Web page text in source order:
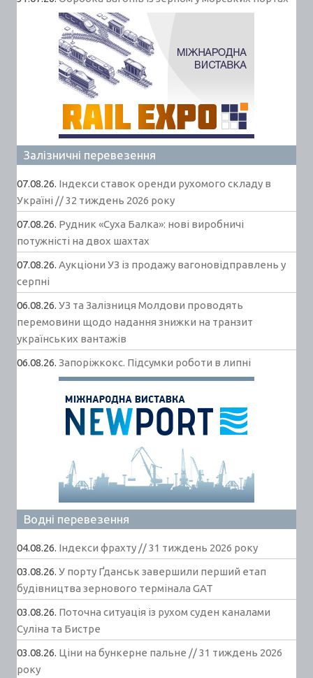
Залізничні перевезення
07.08.26. Індекси ставок оренди рухомого складу в
Україні // 32 тиждень 2026 року
07.08.26. Рудник «Суха Балка»: нові виробничі
потужністі на двох шахтах
07.08.26. Аукціони УЗ із продажу вагоновідправлень у
серпні
06.08.26. УЗ та Залізниця Молдови проводять
перемовини щодо надання знижки на транзит
українських вантажів
06.08.26. Запоріжкокс. Підсумки роботи в липні
Водні перевезення
04.08.26. Індекси фрахту // 31 тиждень 2026 року
03.08.26. У порту Ґданськ завершили перший етап
будівництва зернового термінала GAT
03.08.26. Поточна ситуація із рухом суден каналами
Суліна та Бистре
03.08.26. Ціни на бункерне пальне // 31 тиждень 2026
року